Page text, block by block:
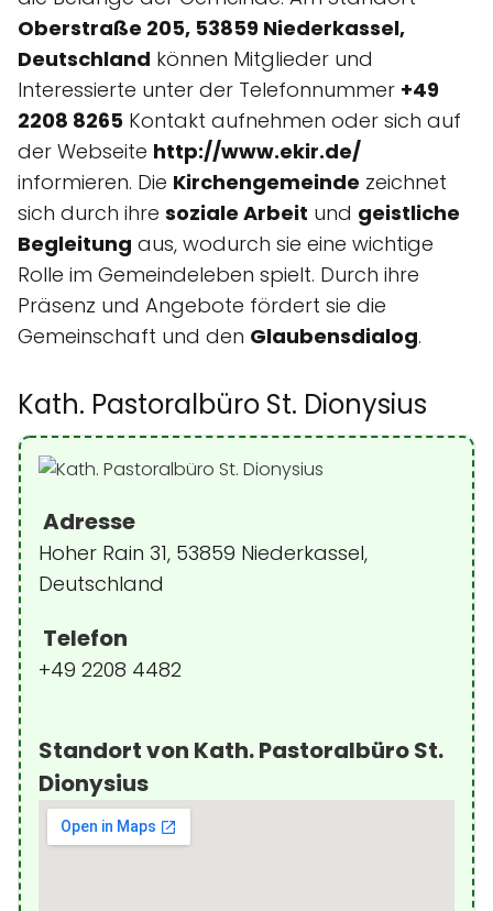
Oberstraße 205, 53859 Niederkassel,
Deutschland können Mitglieder und
Interessierte unter der Telefonnummer +49
2208 8265 Kontakt aufnehmen oder sich auf
der Webseite http://www.ekir.de/
informieren. Die Kirchengemeinde zeichnet
sich durch ihre soziale Arbeit und geistliche
Begleitung aus, wodurch sie eine wichtige
Rolle im Gemeindeleben spielt. Durch ihre
Präsenz und Angebote fördert sie die
Gemeinschaft und den Glaubensdialog.
Kath. Pastoralbüro St. Dionysius
Adresse
Hoher Rain 31, 53859 Niederkassel,
Deutschland
Telefon
+49 2208 4482
Standort von Kath. Pastoralbüro St.
Dionysius